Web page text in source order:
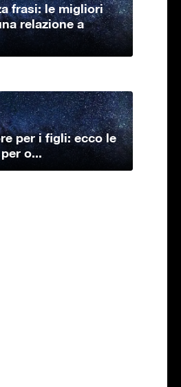
frasi: le migliori
relazione a
per i figli: ecco le
o...